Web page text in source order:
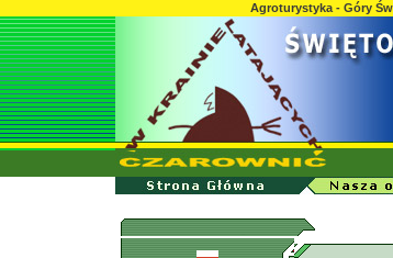
Agroturystyka - Góry